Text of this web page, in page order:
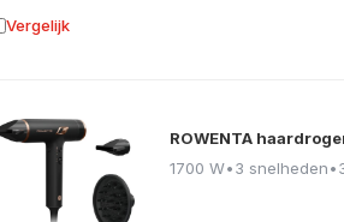
Vergelijk aan vergelijking
ROWENTA
1700 W•3 snelheden•